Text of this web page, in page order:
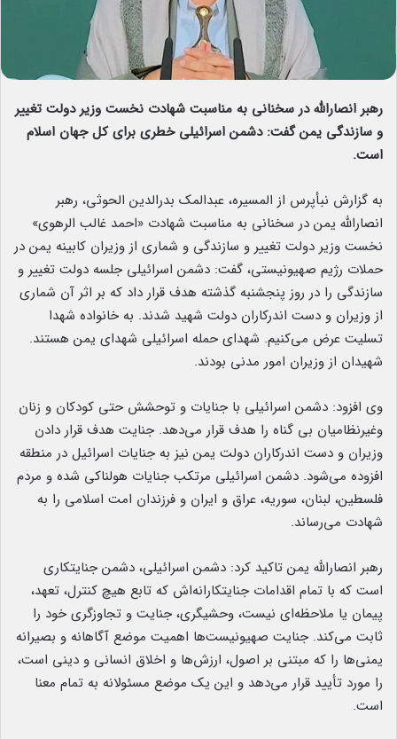
رهبر انصارالله در سخنانی به مناسبت شهادت نخست وزیر دولت تغییر
و سازندگی یمن گفت: دشمن اسرائیلی خطری برای کل جهان اسلام
است.
به گزارش نبأپرس از المسیره، عبدالمک بدرالدین الحوثی، رهبر
انصارالله یمن در سخنانی به مناسبت شهادت «احمد غالب الرهوی»
نخست وزیر دولت تغییر و سازندگی و شماری از وزیران کابینه یمن در
حملات رژیم صهیونیستی، گفت: دشمن اسرائیلی جلسه دولت تغییر و
سازندگی را در روز پنجشنبه گذشته هدف قرار داد که بر اثر آن شماری
از وزیران و دست اندرکاران دولت شهید شدند. به خانواده شهدا
تسلیت عرض می‌کنیم. شهدای حمله اسرائیلی شهدای یمن هستند.
شهیدان از وزیران امور مدنی بودند.
وی افزود: دشمن اسرائیلی با جنایات و توحشش حتی کودکان و زنان
وغیرنظامیان بی گناه را هدف قرار می‌دهد. جنایت هدف قرار دادن
وزیران و دست اندرکاران دولت یمن نیز به جنایات اسرائیل در منطقه
افزوده می‌شود. دشمن اسرائیلی مرتکب جنایات هولناکی شده و مردم
فلسطین، لبنان، سوریه، عراق و ایران و فرزندان امت اسلامی را به
شهادت می‌رساند.
رهبر انصارالله یمن تاکید کرد: دشمن اسرائیلی، دشمن جنایتکاری
است که با تمام اقدامات جنایتکارانه‌اش که تابع هیچ کنترل، تعهد،
پیمان یا ملاحظه‌ای نیست، وحشیگری، جنایت و تجاوزگری خود را
ثابت می‌کند. جنایت صهیونیست‌ها اهمیت موضع آگاهانه و بصیرانه
یمنی‌ها را که مبتنی بر اصول، ارزش‌ها و اخلاق انسانی و دینی است،
را مورد تأیید قرار می‌دهد و این یک موضع مسئولانه به تمام معنا
است.